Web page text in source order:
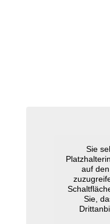
Sie
auf
Sie,